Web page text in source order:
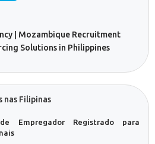
nas Filipinas
Empregador Registrado para